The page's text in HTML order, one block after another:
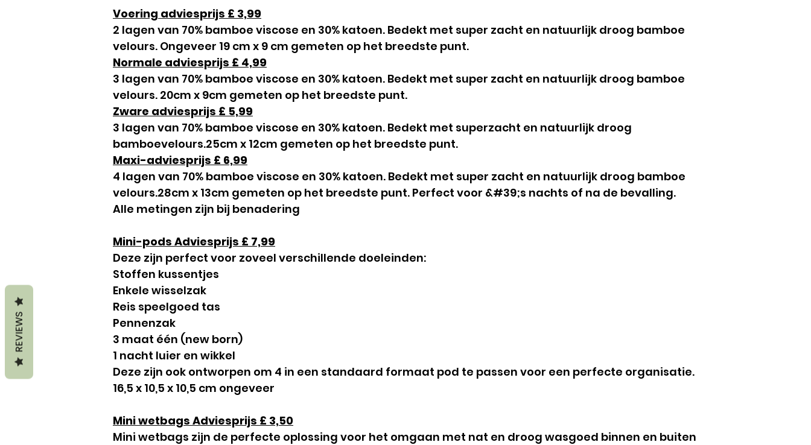
Voering adviesprijs £ 3,99
2 lagen van 70% bamboe viscose en 30% katoen. Bedekt met super zacht en natuurlijk droog bamboe
velours. Ongeveer 19 cm x 9 cm gemeten op het breedste punt.
Normale adviesprijs £ 4,99
3 lagen van 70% bamboe viscose en 30% katoen. Bedekt met super zacht en natuurlijk droog bamboe
velours. 20cm x 9cm gemeten op het breedste punt.
Zware adviesprijs £ 5,99
3 lagen van 70% bamboe viscose en 30% katoen. Bedekt met superzacht en natuurlijk droog
bamboevelours.25cm x 12cm gemeten op het breedste punt.
Maxi-adviesprijs £ 6,99
4 lagen van 70% bamboe viscose en 30% katoen. Bedekt met super zacht en natuurlijk droog bamboe
velours.28cm x 13cm gemeten op het breedste punt. Perfect voor &#39;s nachts of na de bevalling.
Alle metingen zijn bij benadering
Mini-pods Adviesprijs £ 7,99
Deze zijn perfect voor zoveel verschillende doeleinden:
Stoffen kussentjes
Enkele wisselzak
Reis speelgoed tas
Pennenzak
3 maat één (new born)
1 nacht luier en wikkel
Deze zijn ook ontworpen om 4 in een standaard formaat pod te passen voor een perfecte organisatie.
16,5 x 10,5 x 10,5 cm ongeveer
Mini wetbags Adviesprijs £ 3,50
Mini wetbags zijn de perfecte oplossing voor het omgaan met nat en droog wasgoed binnen en buiten
REVIEWS